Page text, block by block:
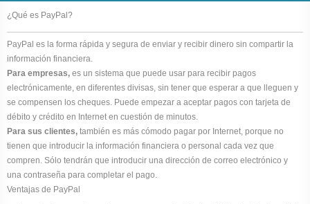
¿Qué es PayPal?
PayPal es la forma rápida y segura de enviar y recibir dinero sin compartir la
información financiera.
Para empresas, es un sistema que puede usar para recibir pagos
electrónicamente, en diferentes divisas, sin tener que esperar a que lleguen y
se compensen los cheques. Puede empezar a aceptar pagos con tarjeta de
débito y crédito en Internet en cuestión de minutos.
Para sus clientes, también es más cómodo pagar por Internet, porque no
tienen que introducir la información financiera o personal cada vez que
compren. Sólo tendrán que introducir una dirección de correo electrónico y
una contraseña para completar el pago.
Ventajas de PayPal